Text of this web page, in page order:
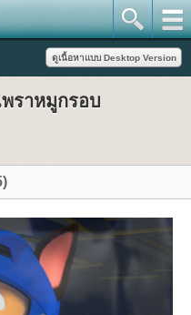
ราหมูกรอบ